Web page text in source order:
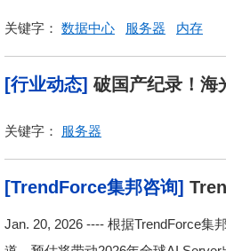
关键字： 数据中心 服务器 内存
[行业动态] 破国产纪录！海
关键字： 服务器
[TrendForce集邦咨询]
IC类别占比扩大
Jan. 20, 2026 ---- 根据TrendForce集